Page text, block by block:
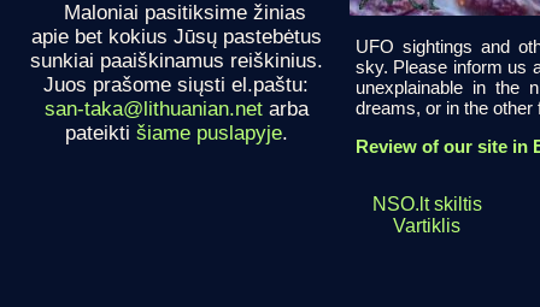
Maloniai pasitiksime žinias
apie bet kokius Jūsų pastebėtus
sunkiai paaiškinamus reiškinius.
Juos prašome siųsti el.paštu:
san-taka@lithuanian.netarba
pateikti šiame puslapyje.
UFO sightings and
sky. Please inform us
unexplainable in the
dreams, or in the other
Review of our site in
NSO.lt skiltis
Vartiklis